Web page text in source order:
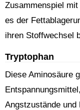
Zusammenspiel
es der
ihren Stoffwechsel
Tryptophan
Diese Aminosäure
Angstzustände